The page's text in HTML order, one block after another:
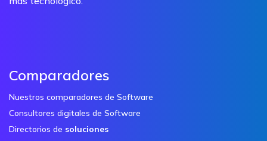
Comparadores
Nuestros comparadores de Software
Consultores digitales de Software
Directorios de soluciones